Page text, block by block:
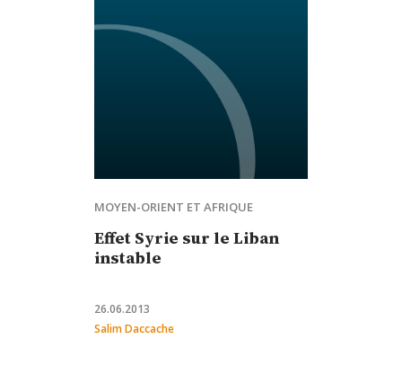
MOYEN-ORIENT ET AFRIQUE
Effet Syrie sur le Liban
instable
26.06.2013
Salim Daccache